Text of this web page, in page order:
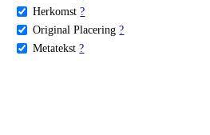
Herkomst ?
Original Placering ?
Metatekst ?